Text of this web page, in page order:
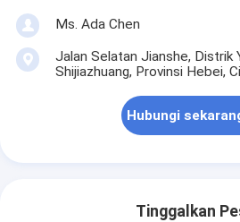
Ms. Ada Chen
Jalan Selatan Jianshe, Distrik
Shijiazhuang, Provinsi Hebei,
Hubungi
Tinggalkan